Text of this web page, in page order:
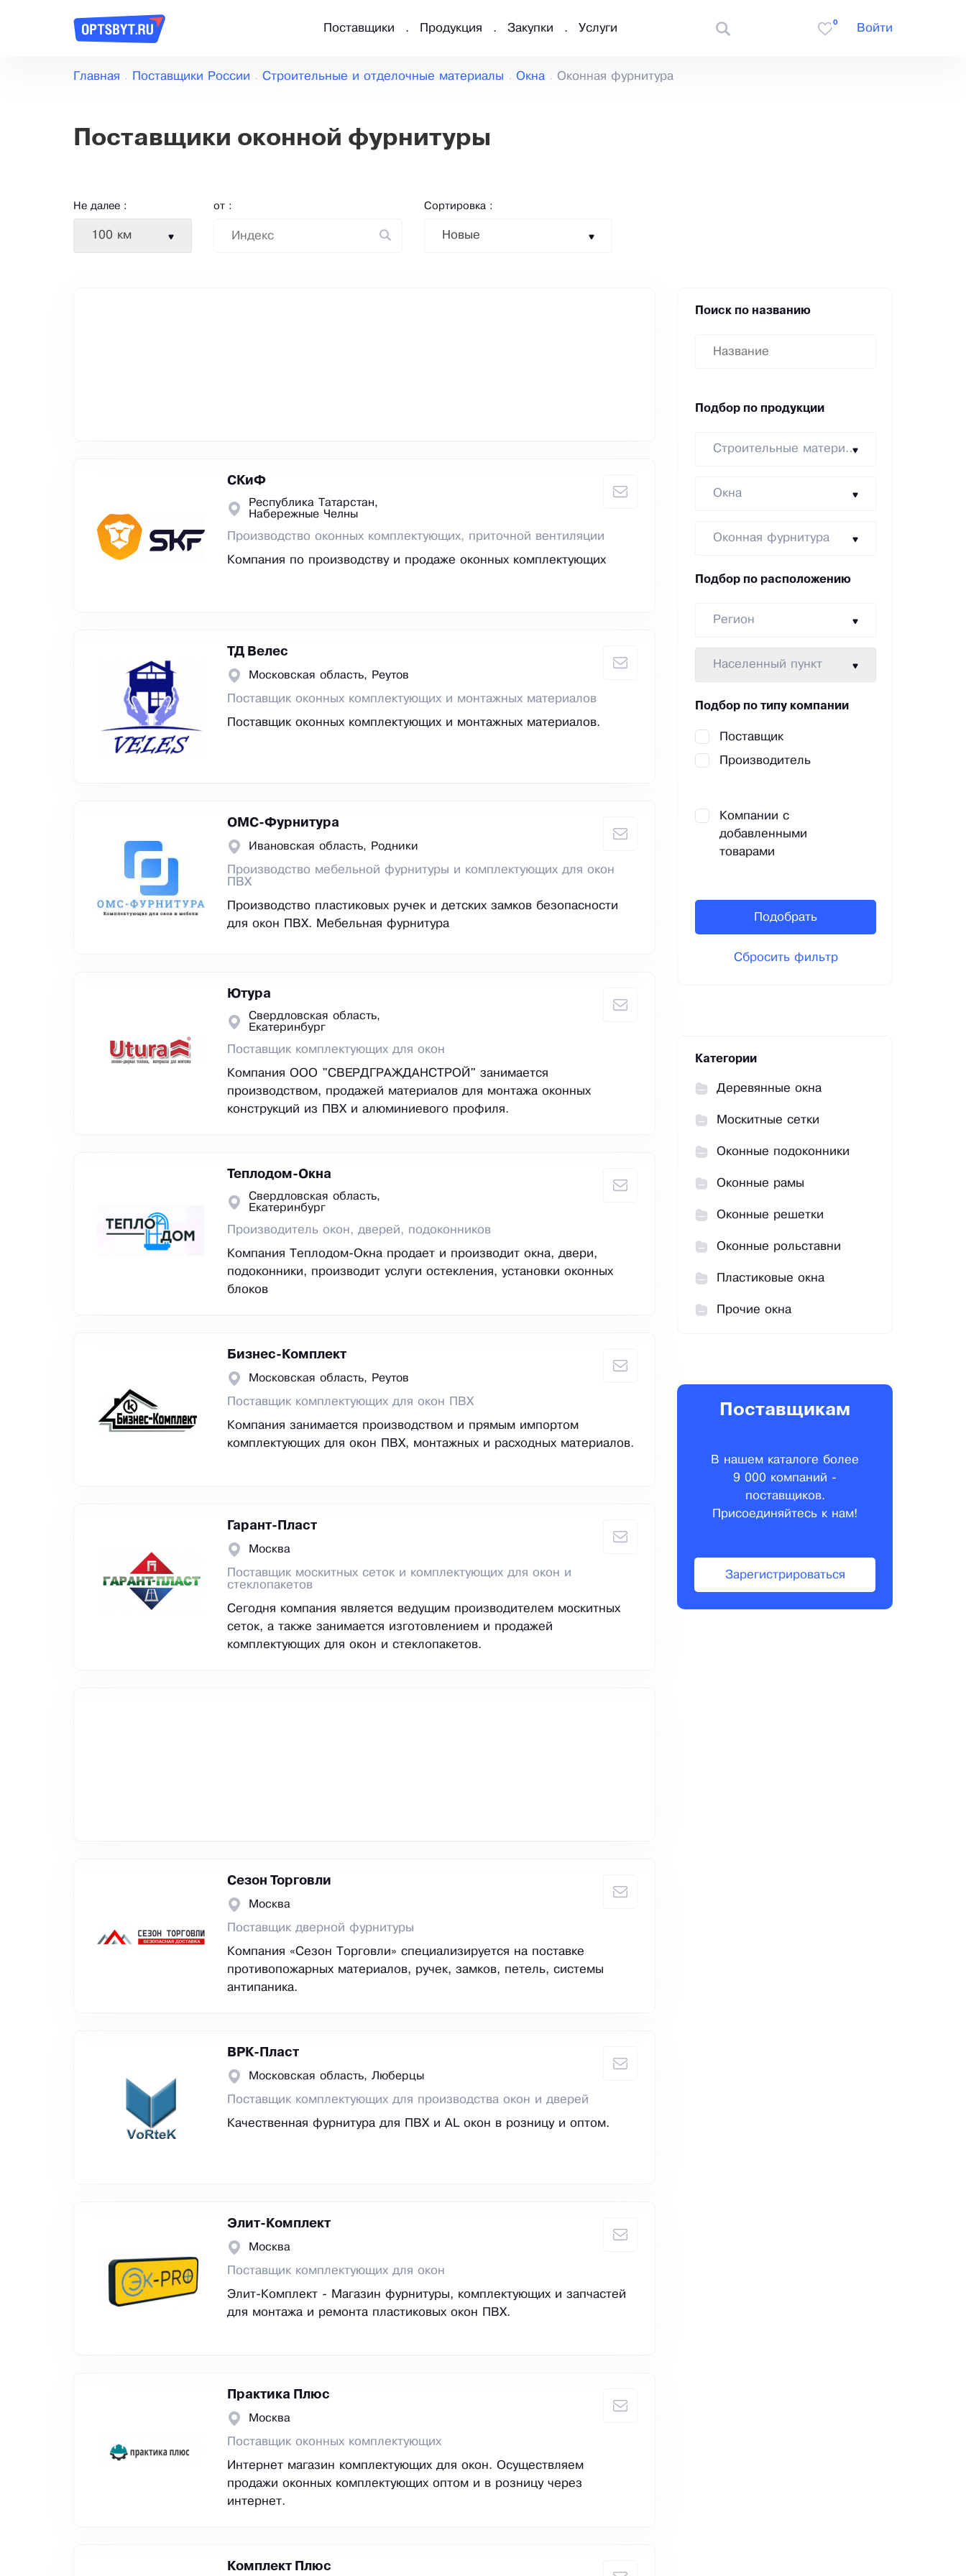
Поставщики Продукция Закупки Услуги
0
Войти
Главная Поставщики России Строительные и отделочные материалы Окна Оконная фурнитура
Поставщики оконной фурнитуры
Не далее :
100 км
от : Сортировка :
Новые
СКиФ
Республика Татарстан,
Набережные Челны
Производство оконных комплектующих, приточной вентиляции
Компания по производству и продаже оконных комплектующих
ТД Велес
Московская область, Реутов
Поставщик оконных комплектующих и монтажных материалов
Поставщик оконных комплектующих и монтажных материалов.
ОМС-Фурнитура
Ивановская область, Родники
Производство мебельной фурнитуры и комплектующих для окон
ПВХ
Производство пластиковых ручек и детских замков безопасности
для окон ПВХ. Мебельная фурнитура
Ютура
Свердловская область,
Екатеринбург
Поставщик комплектующих для окон
Компания ООО "СВЕРДГРАЖДАНСТРОЙ" занимается
производством, продажей материалов для монтажа оконных
конструкций из ПВХ и алюминиевого профиля.
Теплодом-Окна
Свердловская область,
Екатеринбург
Производитель окон, дверей, подоконников
Компания Теплодом-Окна продает и производит окна, двери,
подоконники, производит услуги остекления, установки оконных
блоков
Бизнес-Комплект
Московская область, Реутов
Поставщик комплектующих для окон ПВХ
Компания занимается производством и прямым импортом
комплектующих для окон ПВХ, монтажных и расходных материалов.
Гарант-Пласт
Москва
Поставщик москитных сеток и комплектующих для окон и
стеклопакетов
Сегодня компания является ведущим производителем москитных
сеток, а также занимается изготовлением и продажей
комплектующих для окон и стеклопакетов.
Сезон Торговли
Москва
Поставщик дверной фурнитуры
Компания «Сезон Торговли» специализируется на поставке
противопожарных материалов, ручек, замков, петель, системы
антипаника.
ВРК-Пласт
Московская область, Люберцы
Поставщик комплектующих для производства окон и дверей
Качественная фурнитура для ПВХ и AL окон в розницу и оптом.
Элит-Комплект
Москва
Поставщик комплектующих для окон
Элит-Комплект - Магазин фурнитуры, комплектующих и запчастей
для монтажа и ремонта пластиковых окон ПВХ.
Практика Плюс
Москва
Поставщик оконных комплектующих
Интернет магазин комплектующих для окон. Осуществляем
продажи оконных комплектующих оптом и в розницу через
интернет.
Комплект Плюс
Поиск по названию
Подбор по продукции
Строительные материалы
Окна
Оконная фурнитура
Подбор по расположению
Регион
Населенный пункт
Подбор по типу компании
Поставщик
Производитель
Компании с
добавленными
товарами
Подобрать
Сбросить фильтр
Категории
Деревянные окна
Москитные сетки
Оконные подоконники
Оконные рамы
Оконные решетки
Оконные рольставни
Пластиковые окна
Прочие окна
Поставщикам
В нашем каталоге более
9 000 компаний -
поставщиков.
Присоединяйтесь к нам!
Зарегистрироваться